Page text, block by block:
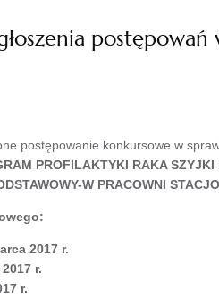
postępowanie konkursowe w
PROFILAKTYKI RAKA
W PRACOWNI
2017 r.
r.
r.